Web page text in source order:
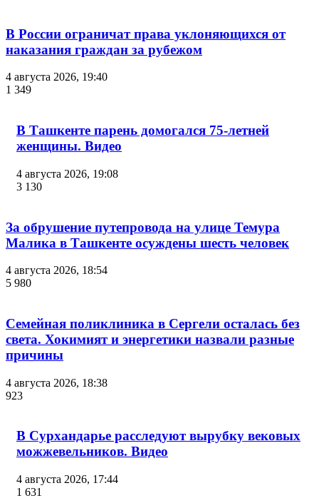
В России ограничат права уклоняющихся от
наказания граждан за рубежом
4 августа 2026, 19:40
1 349
В Ташкенте парень домогался 75-летней
женщины. Видео
4 августа 2026, 19:08
3 130
За обрушение путепровода на улице Темура
Малика в Ташкенте осуждены шесть человек
4 августа 2026, 18:54
5 980
Семейная поликлиника в Сергели осталась без
света. Хокимият и энергетики назвали разные
причины
4 августа 2026, 18:38
923
В Сурхандарье расследуют вырубку вековых
можжевельников. Видео
4 августа 2026, 17:44
1 631